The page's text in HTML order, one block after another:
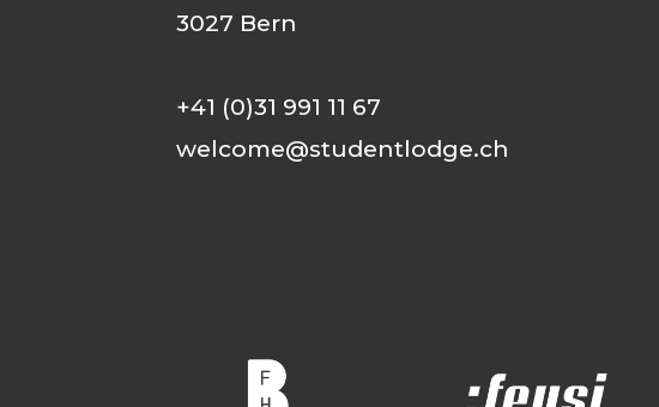
3027 Bern
+41 (0)31 991 11 67
welcome@studentlodge.ch